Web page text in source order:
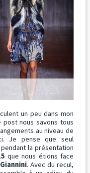
un peu dans mon
nous savons tous
au niveau de
Je pense que seul
la présentation
que nous étions face
. Avec du recul,